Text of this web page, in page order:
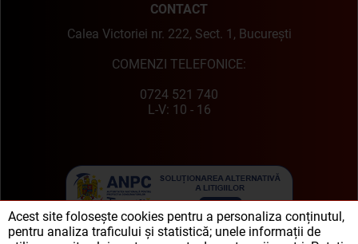
CONTACT
Calea Victoriei nr. 222, Sect. 1, București
COMENZI TELEFONICE:
0724 521 740
L-V: 10 - 16
Acest site folosește cookies pentru a personaliza conținutul,
pentru analiza traficului și statistică; unele informații de